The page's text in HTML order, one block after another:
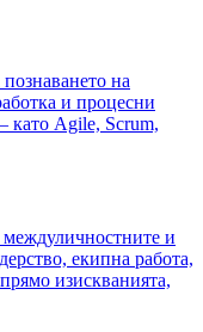
на
и процесни
като Agile, Scrum,
и
екипна работа,
изискванията,